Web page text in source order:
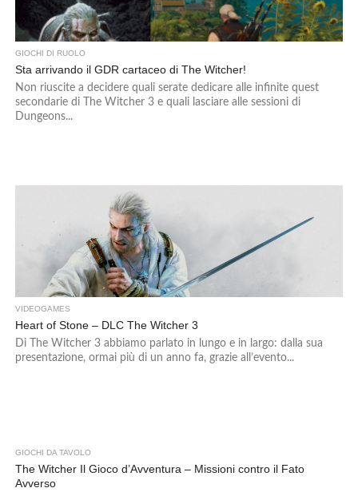
GIOCHI DI RUOLO
Sta arrivando il GDR cartaceo di The Witcher!
Non riuscite a decidere quali serate dedicare alle infinite quest
secondarie di The Witcher 3 e quali lasciare alle sessioni di
Dungeons...
VIDEOGAMES
Heart of Stone – DLC The Witcher 3
Di The Witcher 3 abbiamo parlato in lungo e in largo: dalla sua
presentazione, ormai più di un anno fa, grazie all’evento...
GIOCHI DA TAVOLO
The Witcher Il Gioco d’Avventura – Missioni contro il Fato
Avverso